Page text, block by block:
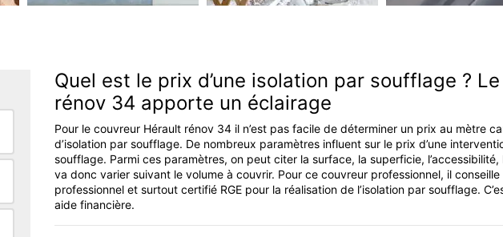
Quel est le prix d’une isolation par soufflage ?
rénov 34 apporte un éclairage
Pour le couvreur Hérault rénov 34 il n’est pas facile de déterminer un prix au mètre
d’isolation par soufflage. De nombreux paramètres influent sur le prix d’une
soufflage. Parmi ces paramètres, on peut citer la surface, la superficie,
va donc varier suivant le volume à couvrir. Pour ce couvreur professionnel, il
professionnel et surtout certifié RGE pour la réalisation de l’isolation par soufflage.
aide financière.